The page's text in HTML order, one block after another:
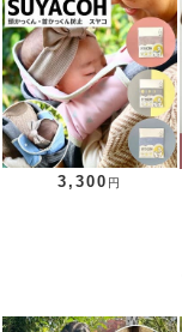
3,300 円